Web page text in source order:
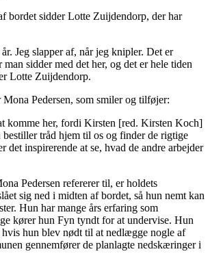
bordet sidder Lotte Zuijdendorp, der har
Jeg slapper af, når jeg knipler. Det er
man sidder med det her, og det er hele tiden
Lotte Zuijdendorp.
Pedersen, som smiler og tilføjer:
komme her, fordi Kirsten [red. Kirsten Koch]
tråd hjem til os og finder de rigtige
det inspirerende at se, hvad de andre arbejder
Pedersen refererer til, er holdets
sig ned i midten af bordet, så hun nemt kan
Hun har mange års erfaring som
kører hun Fyn tyndt for at undervise. Hun
hun blev nødt til at nedlægge nogle af
gennemfører de planlagte nedskæringer i